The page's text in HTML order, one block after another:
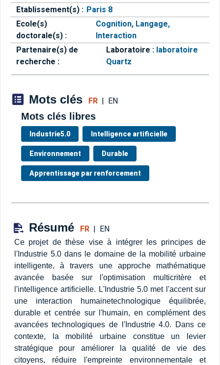
Etablissement(s) : Paris 8
Ecole(s)
doctorale(s) :
Cognition, Langage,
Interaction
Partenaire(s) de
recherche :
Laboratoire : laboratoire
Quartz
Mots clés FR| EN
Mots clés libres
Industrie5.0 Intelligence artificielle
Environnement Durable
Apprentissage par renforcement
Résumé FR| EN
Ce projet de thèse vise à intégrer les principes de
l'Industrie 5.0 dans le domaine de la mobilité urbaine
intelligente, à travers une approche mathématique
avancée basée sur l'optimisation multicritère et
l'intelligence artificielle. L'Industrie 5.0 met l'accent sur
une interaction humainetechnologique équilibrée,
durable et centrée sur l'humain, en complément des
avancées technologiques de l'Industrie 4.0. Dans ce
contexte, la mobilité urbaine constitue un levier
stratégique pour améliorer la qualité de vie des
citoyens, réduire l'empreinte environnementale et